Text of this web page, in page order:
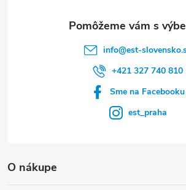
O nákupe
info@est-
+421 327 740 810
Sme na Facebooku
est_praha